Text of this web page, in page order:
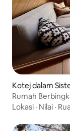
Kotej dalam
Rumah
Bay
Lokasi · Nilai ·